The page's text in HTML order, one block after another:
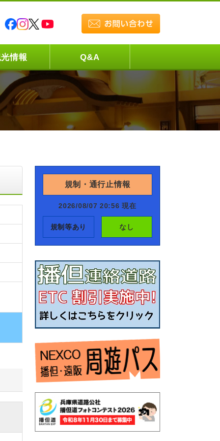
情報 Q&A
規制・通行止情報
2026/08/07 20:56 現在
規制等あり なし